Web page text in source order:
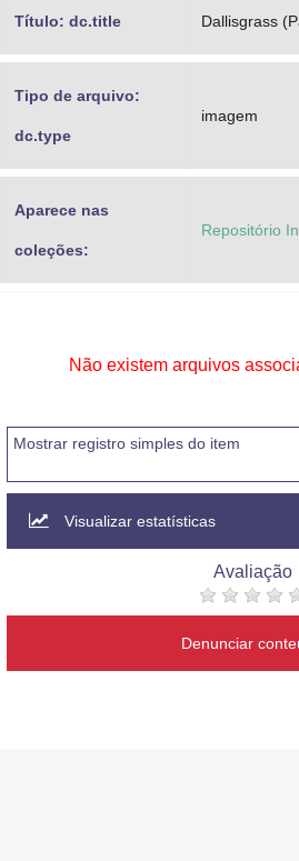
Título: dc.title Dallisgrass
Tipo de arquivo:
dc.type
imagem
Aparece nas
coleções:
Repositório
Não existem arquivos
Mostrar registro simples do item
Visualizar estatísticas
Avaliação
Denunciar